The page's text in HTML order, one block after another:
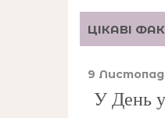
ЦІКАВІ
9
У День